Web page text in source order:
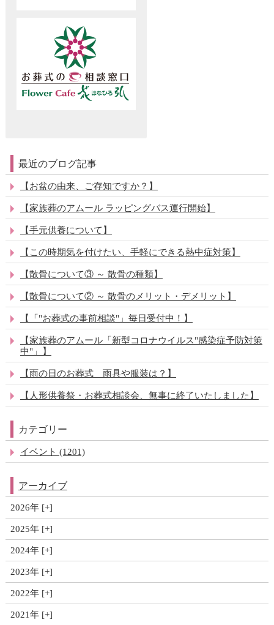
最近のブログ記事
【お盆の由来、ご存知ですか？】
【家族葬のアムール ラッピングバス運行開始】
【手元供養について】
【この時期気を付けたい、手軽にできる熱中症対策】
【散骨について③ ～ 散骨の種類】
【散骨について② ～ 散骨のメリット・デメリット】
【「"お葬式の事前相談"」毎日受付中！】
【家族葬のアムール「新型コロナウイルス"感染症予防対策
中"」】
【雨の日のお葬式 雨具や服装は？】
【人形供養祭・お葬式相談会、無事に終了いたしました】
カテゴリー
イベント (1201)
アーカイブ
2026年
2025年
2024年
2023年
2022年
2021年